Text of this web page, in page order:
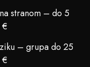
stranom – do 5
– grupa do 25